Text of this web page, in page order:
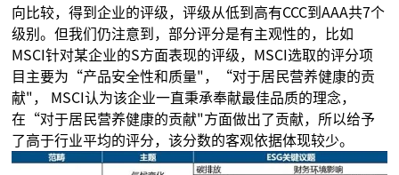
向比较，得到企业的评级，评级从低到高有CCC到AAA共7个
级别。但我们仍注意到，部分评分是有主观性的，比如
MSCI针对某企业的S方面表现的评级，MSCI选取的评分项
目主要为“产品安全性和质量"，“对于居民营养健康的贡
献"， MSCI认为该企业一直秉承奉献最佳品质的理念，
在“对于居民营养健康的贡献"方面做出了贡献，所以给予
了高于行业平均的评分，该分数的客观依据体现较少。